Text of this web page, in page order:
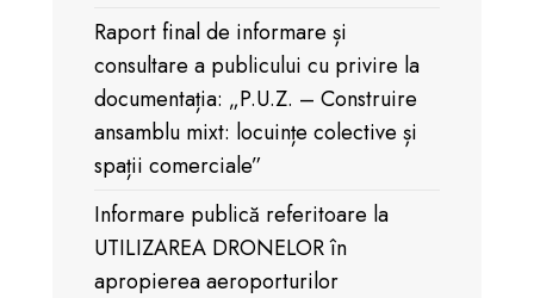
Raport final de informare și
consultare a publicului cu privire la
documentația: „P.U.Z. – Construire
ansamblu mixt: locuințe colective și
spații comerciale”
Informare publică referitoare la
UTILIZAREA DRONELOR în
apropierea aeroporturilor